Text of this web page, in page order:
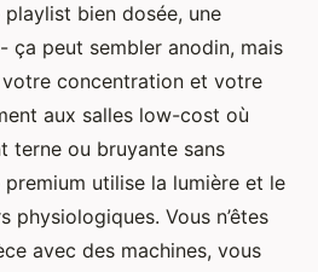
bien dosée, une
ça peut sembler anodin, mais
concentration et votre
aux salles low-cost où
terne ou bruyante sans
utilise la lumière et le
physiologiques. Vous n’êtes
avec des machines, vous